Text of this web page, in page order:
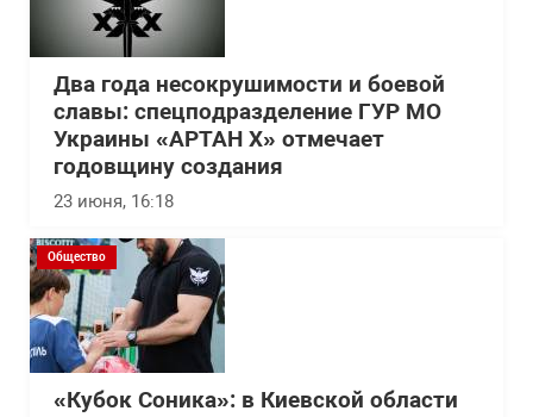
Два года несокрушимости и боевой
славы: спецподразделение ГУР МО
Украины «АРТАН Х» отмечает
годовщину создания
23 июня, 16:18
Общество
«Кубок Соника»: в Киевской области